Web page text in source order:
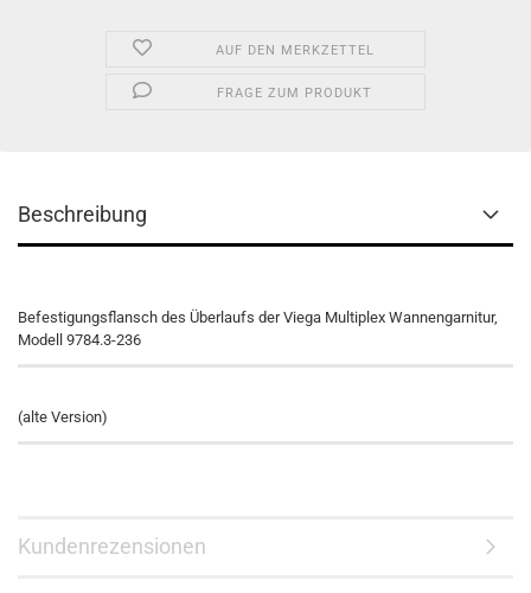
AUF DEN MERKZETTEL
FRAGE ZUM PRODUKT
Beschreibung
Befestigungsflansch des Überlaufs der Viega Multiplex Wannengarnitur,
Modell 9784.3-236
(alte Version)
Kundenrezensionen